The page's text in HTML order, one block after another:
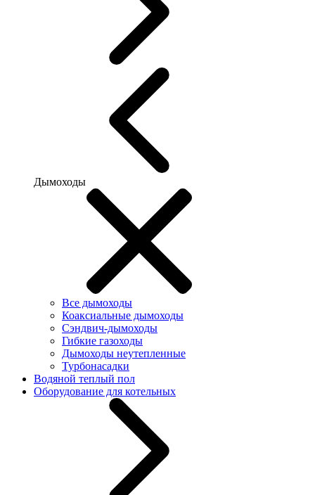
Дымоходы
Все дымоходы
Коаксиальные дымоходы
Сэндвич-дымоходы
Гибкие газоходы
Дымоходы неутепленные
Турбонасадки
Водяной теплый пол
Оборудование для котельных